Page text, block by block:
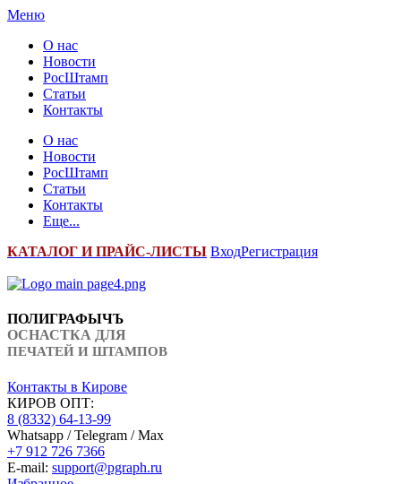
Меню
О нас
Новости
РосШтамп
Статьи
Контакты
О нас
Новости
РосШтамп
Статьи
Контакты
Еще...
КАТАЛОГ И ПРАЙС-ЛИСТЫ ВходРегистрация
ПОЛИГРАФЫЧЪ
ОСНАСТКА ДЛЯ
ПЕЧАТЕЙ И ШТАМПОВ
Контакты в Кирове
КИРОВ ОПТ:
8 (8332) 64-13-99
Whatsapp / Telegram / Max
+7 912 726 7366
E-mail: support@pgraph.ru